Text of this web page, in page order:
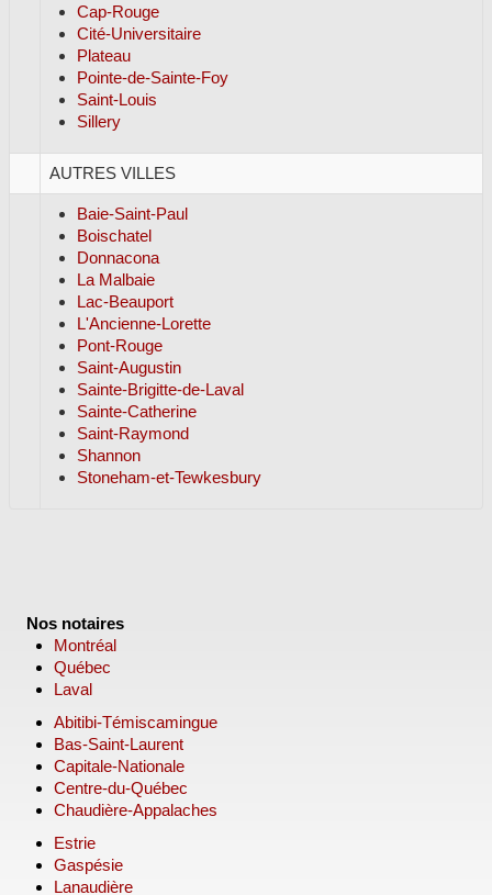
Cap-Rouge
Cité-Universitaire
Plateau
Pointe-de-Sainte-Foy
Saint-Louis
Sillery
AUTRES VILLES
Baie-Saint-Paul
Boischatel
Donnacona
La Malbaie
Lac-Beauport
L'Ancienne-Lorette
Pont-Rouge
Saint-Augustin
Sainte-Brigitte-de-Laval
Sainte-Catherine
Saint-Raymond
Shannon
Stoneham-et-Tewkesbury
Nos notaires
Montréal
Québec
Laval
Abitibi-Témiscamingue
Bas-Saint-Laurent
Capitale-Nationale
Centre-du-Québec
Chaudière-Appalaches
Estrie
Gaspésie
Lanaudière